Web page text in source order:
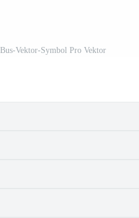
Bus-Vektor-Symbol Pro Vektor